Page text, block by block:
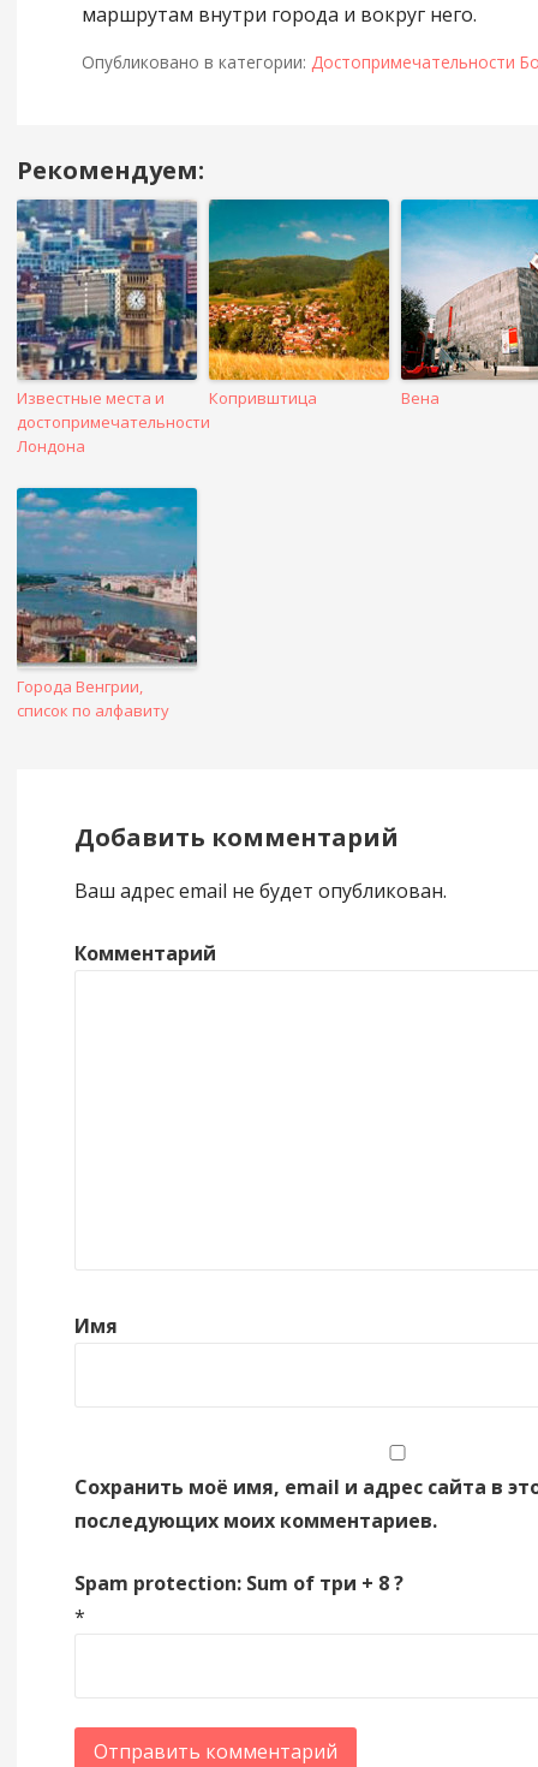
маршрутам внутри города и вокруг него.
Опубликовано в категории: Достопримечательности
Навигация
в
посте
Рекомендуем:
Известные места и
достопримечательности
Лондона
Копривштица Вена
Города Венгрии,
список по алфавиту
Добавить комментарий
Ваш адрес email не будет опубликован.
Комментарий
Имя
Сохранить моё имя, email и адрес сайта в
последующих моих комментариев.
Spam protection: Sum of три + 8 ?
*